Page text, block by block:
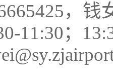
，钱
11:30；